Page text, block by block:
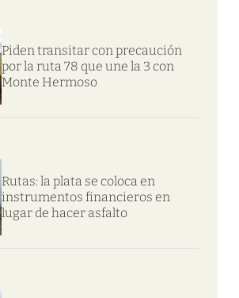
Piden transitar con precaución
por la ruta 78 que une la 3 con
Monte Hermoso
Rutas: la plata se coloca en
instrumentos financieros en
lugar de hacer asfalto